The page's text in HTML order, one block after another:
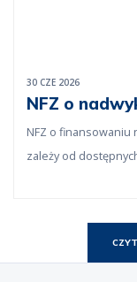
30 CZE 2026
NFZ o
NFZ o
zależy od